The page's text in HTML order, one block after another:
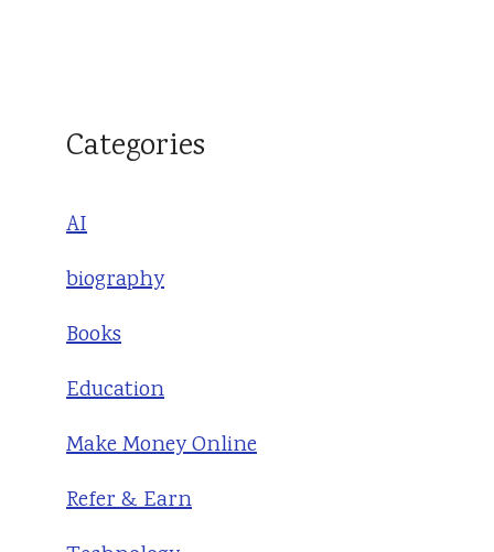
Categories
AI
biography
Books
Education
Make Money Online
Refer & Earn